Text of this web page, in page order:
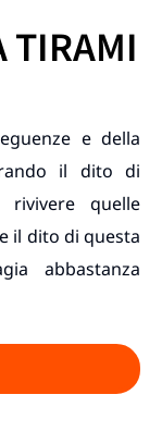
TIRAMI
e della
il dito di
quelle
il dito di questa
abbastanza